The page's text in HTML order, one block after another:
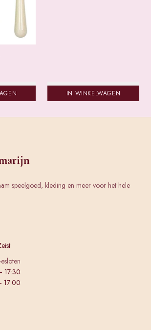
IN WINKELWAGEN
speelgoed, kleding en meer voor het hele
17:30
17:00